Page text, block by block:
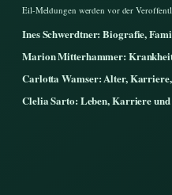
Eil-Meldungen werden vor der
Ines Schwerdtner: Biografie,
Marion Mitterhammer:
Carlotta Wamser: Alter,
Clelia Sarto: Leben, Karriere